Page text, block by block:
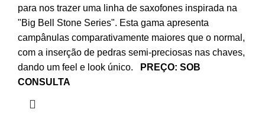
para nos trazer uma linha de saxofones inspirada na
"Big Bell Stone Series". Esta gama apresenta
campânulas comparativamente maiores que o normal,
com a inserção de pedras semi-preciosas nas chaves,
dando um feel e look único.
PREÇO: SOB
CONSULTA